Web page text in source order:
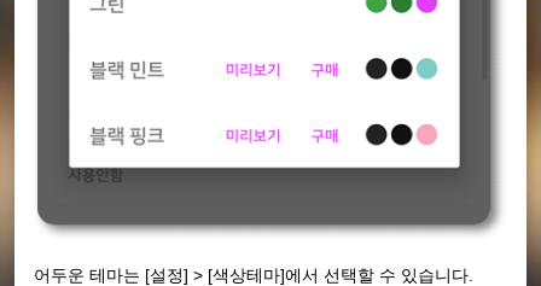
어두운 테마는 [설정] > [색상테마]에서 선택할 수 있습니다.